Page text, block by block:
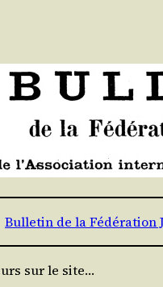
Bulletin de la Fédération
sur le site…